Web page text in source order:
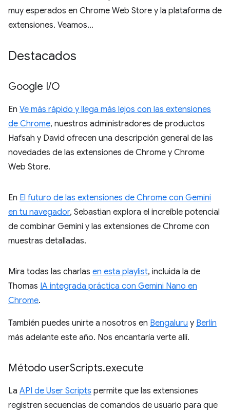
muy esperados en Chrome Web Store y la plataforma de
extensiones. Veamos…
Destacados
Google I/O
En Ve más rápido y llega más lejos con las extensiones
de Chrome, nuestros administradores de productos
Hafsah y David ofrecen una descripción general de las
novedades de las extensiones de Chrome y Chrome
Web Store.
En El futuro de las extensiones de Chrome con Gemini
en tu navegador, Sebastian explora el increíble potencial
de combinar Gemini y las extensiones de Chrome con
muestras detalladas.
Mira todas las charlas en esta playlist, incluida la de
Thomas IA integrada práctica con Gemini Nano en
Chrome.
También puedes unirte a nosotros en Bengaluru y Berlín
más adelante este año. Nos encantaría verte allí.
Método userScripts.execute
La API de User Scripts permite que las extensiones
registren secuencias de comandos de usuario para que